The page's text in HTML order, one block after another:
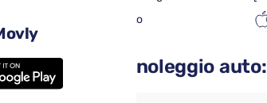
Android Auto
extra al tuo noleggio auto: